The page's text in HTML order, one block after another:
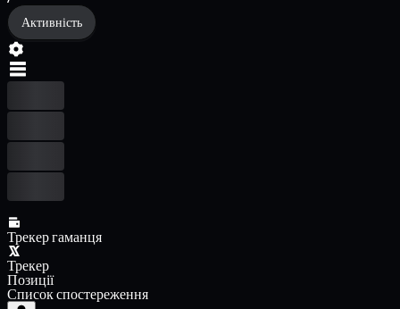
Активність
Трекер гаманця
Трекер
Позиції
Список спостереження